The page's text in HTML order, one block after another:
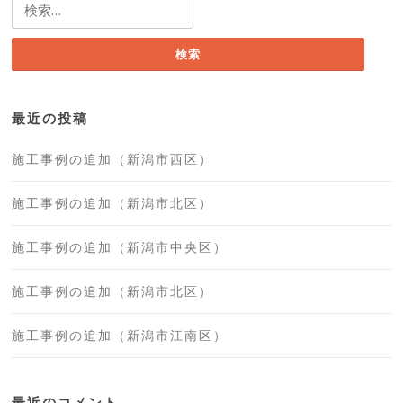
索:
最近の投稿
施工事例の追加（新潟市西区）
施工事例の追加（新潟市北区）
施工事例の追加（新潟市中央区）
施工事例の追加（新潟市北区）
施工事例の追加（新潟市江南区）